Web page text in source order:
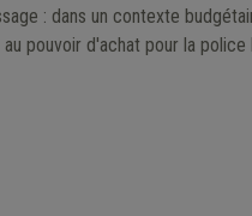
: dans un contexte
pouvoir d'achat pour la